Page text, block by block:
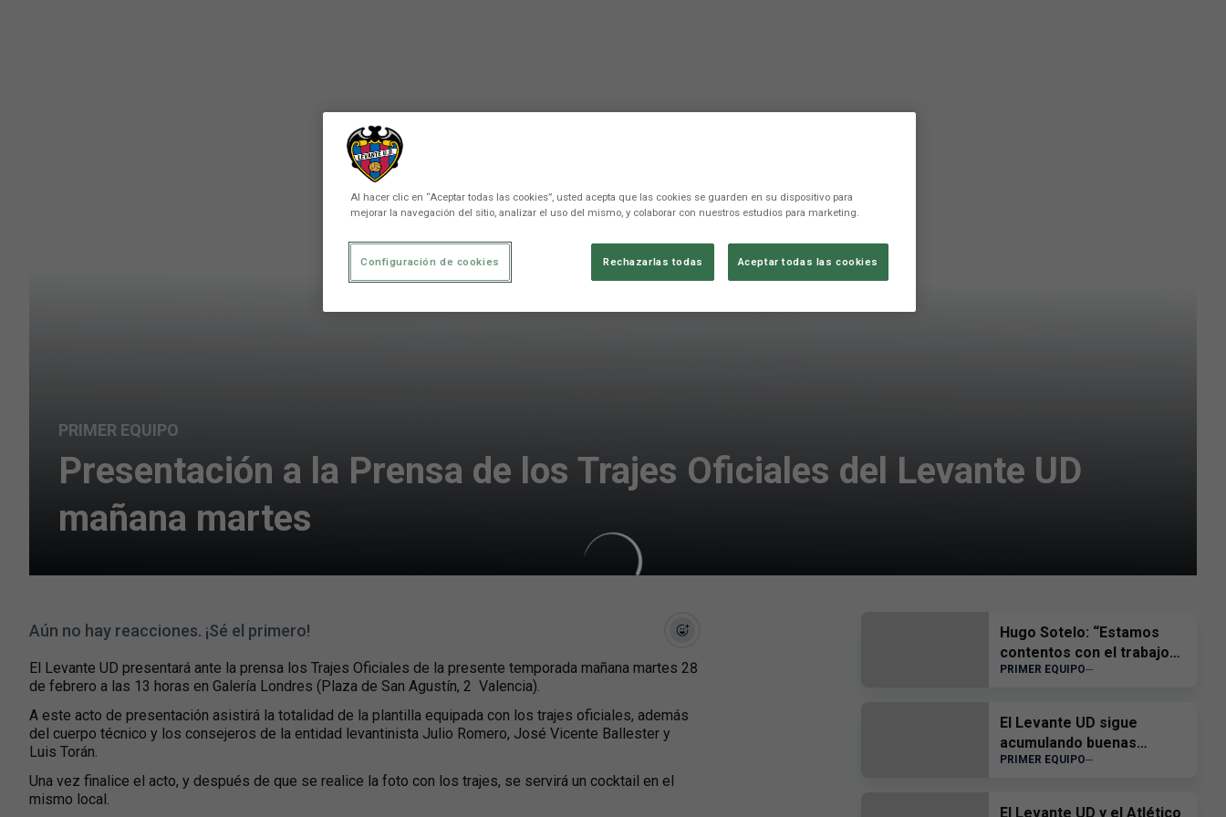
PRIMER EQUIPO
Presentación a la Prensa de los Trajes Oficiales del Levante UD
mañana martes
Aún no hay reacciones. ¡Sé el primero!
El Levante UD presentará ante la prensa los Trajes Oficiales de la presente temporada mañana martes 28
de febrero a las 13 horas en Galería Londres (Plaza de San Agustín, 2  Valencia).
A este acto de presentación asistirá la totalidad de la plantilla equipada con los trajes oficiales, además
del cuerpo técnico y los consejeros de la entidad levantinista Julio Romero, José Vicente Ballester y
Luis Torán.
Una vez finalice el acto, y después de que se realice la foto con los trajes, se servirá un cocktail en el
mismo local.
Hugo Sotelo: “Estamos
contentos con el trabajo
del equipo”
PRIMER EQUIPO
El Levante UD sigue
acumulando buenas
sensaciones
PRIMER EQUIPO
El Levante UD y el Atlético
Al hacer clic en “Aceptar todas las cookies”, usted acepta que las cookies se guarden en su dispositivo para
mejorar la navegación del sitio, analizar el uso del mismo, y colaborar con nuestros estudios para marketing.
Rechazarlas todas Aceptar todas las cookies
Configuración de cookies